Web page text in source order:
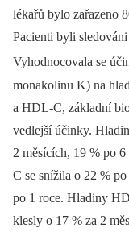
lékařů bylo zařazeno
Pacienti byli
Vyhodnocovala se
monakolinu K) na
a HDL-C, základní
vedlejší účinky.
2 měsících, 19 % po
C se snížila o 22 %
po 1 roce. Hladiny
klesly o 17 % za 2